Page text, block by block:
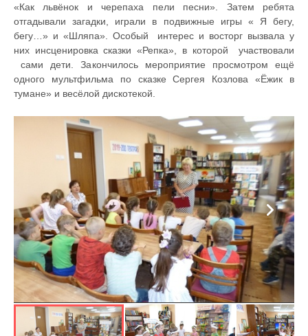
«Как львёнок и черепаха пели песни». Затем ребята
отгадывали загадки, играли в подвижные игры « Я бегу,
бегу…» и «Шляпа». Особый интерес и восторг вызвала у
них инсценировка сказки «Репка», в которой участвовали
сами дети. Закончилось мероприятие просмотром ещё
одного мультфильма по сказке Сергея Козлова «Ёжик в
тумане» и весёлой дискотекой.